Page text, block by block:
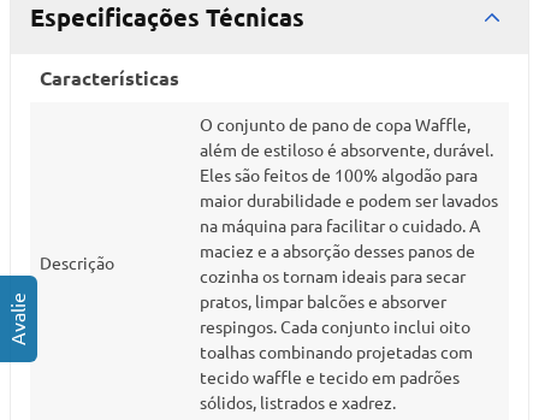
Especificações Técnicas
Características
Descrição
O conjunto de pano de copa Waffle,
além de estiloso é absorvente, durável.
Eles são feitos de 100% algodão para
maior durabilidade e podem ser lavados
na máquina para facilitar o cuidado. A
maciez e a absorção desses panos de
cozinha os tornam ideais para secar
pratos, limpar balcões e absorver
respingos. Cada conjunto inclui oito
toalhas combinando projetadas com
tecido waffle e tecido em padrões
sólidos, listrados e xadrez.